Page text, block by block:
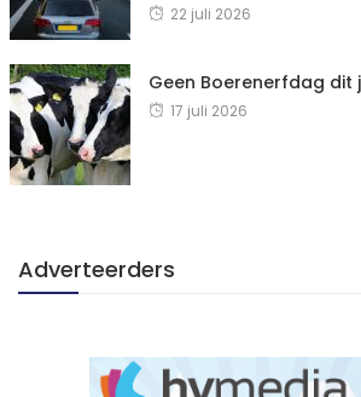
22 juli 2026
Geen Boerenerfdag dit
17 juli 2026
Adverteerders